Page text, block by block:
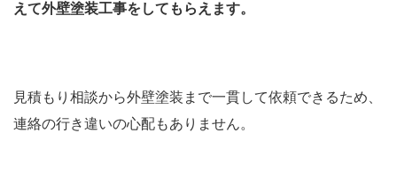
えて外壁塗装工事をしてもらえます。
見積もり相談から外壁塗装まで一貫して依頼できるため、
連絡の行き違いの心配もありません。